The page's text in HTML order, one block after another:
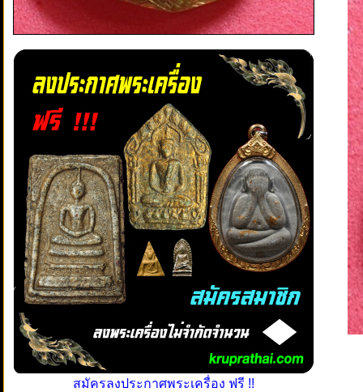
สมัครลงประกาศพระเครื่อง ฟรี !!